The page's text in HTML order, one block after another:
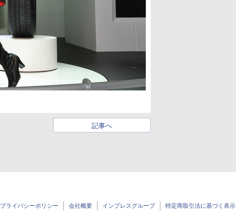
記事へ
プライバシーポリシー 会社概要 インプレスグループ 特定商取引法に基づく表示